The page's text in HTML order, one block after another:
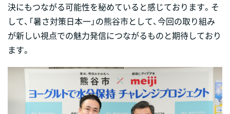
決にもつながる可能性を秘めていると感じております。そ
して、「暑さ対策日本一」の熊谷市として、今回の取り組み
が新しい視点での魅力発信につながるものと期待しており
ます。